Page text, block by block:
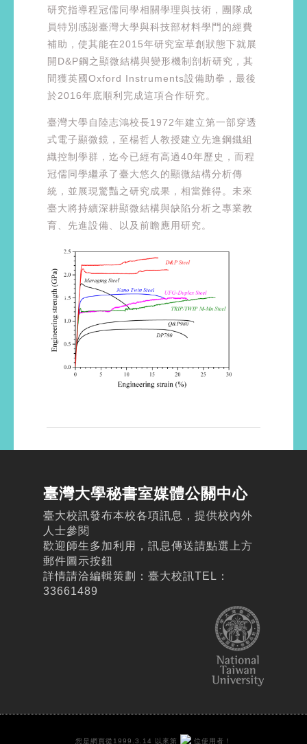
研究指導程冠儒同學相關學理與技術，團隊成
員特別感謝臺灣大學與科技部材料學門的經費
補助，使其能在2015年研究室草創狀態下就展
開D&P鋼之顯微結構與變形機制剖析研究，其
間獲英國Oxford Instruments設備助拳，最後
於2016年底順利完成這項合作研究。
臺灣大學自陸志鴻校長1972年建立第一部穿透
式電子顯微鏡，至楊哲人教授建立先進鋼鐵組
織控制學群，迄今已經有高過40年歷史，而程
冠儒同學繼承了臺大悠久的顯微結構分析傳
統，並展現驚豔之研究成果，相當難得。未來
臺大將持續深耕顯微結構與缺陷分析之專業教
育、先進設備、以及前瞻應用研究。
臺灣大學秘書室媒體公關中心
臺大校訊發布本校各項訊息，提供校內外
人士參閱
歡迎師生多加利用，訊息傳送請點選上方
郵件圖示按鈕
詳情請洽編輯策劃：臺大校訊TEL：
33661489
您是網頁從1999.3.14 以來第 位使用者！